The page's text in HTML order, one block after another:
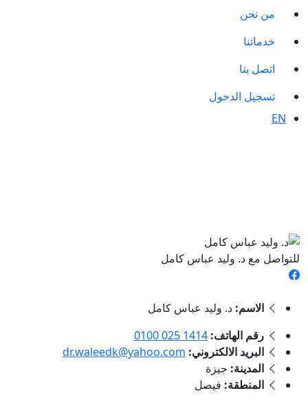
من نحن
خدماتنا
اتصل بنا
تسجيل الدخول
EN
للتواصل مع د. وليد عباس كامل
الاسم: د. وليد عباس كامل
رقم الهاتف: ‎0100 025 1414
البريد الالكتروني: dr.waleedk@yahoo.com
المدينة: جيزة
المنطقة: فيصل